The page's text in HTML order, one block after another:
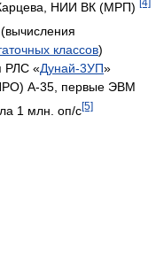
НИИ ВК (МРП) [4]
классов)
РЛС «Дунай-3УП»
А-35, первые ЭВМ
1 млн. оп/с[5]